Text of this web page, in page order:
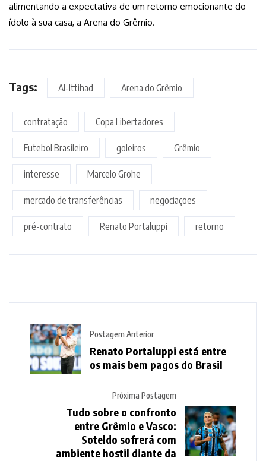
alimentando a expectativa de um retorno emocionante do
ídolo à sua casa, a Arena do Grêmio.
Tags: Al-Ittihad Arena do Grêmio
contratação Copa Libertadores
Futebol Brasileiro goleiros Grêmio
interesse Marcelo Grohe
mercado de transferências negociações
pré-contrato Renato Portaluppi retorno
Postagem Anterior
Renato Portaluppi está entre
os mais bem pagos do Brasil
Próxima Postagem
Tudo sobre o confronto
entre Grêmio e Vasco:
Soteldo sofrerá com
ambiente hostil diante da